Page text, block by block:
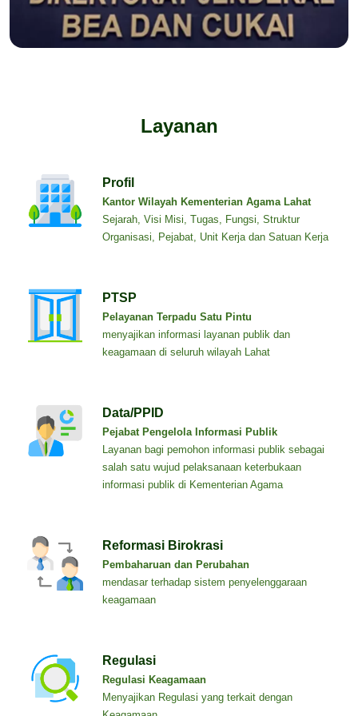
Layanan
Profil
Kantor Wilayah Kementerian Agama Lahat
Sejarah, Visi Misi, Tugas, Fungsi, Struktur
Organisasi, Pejabat, Unit Kerja dan Satuan Kerja
PTSP
Pelayanan Terpadu Satu Pintu
menyajikan informasi layanan publik dan
keagamaan di seluruh wilayah Lahat
Data/PPID
Pejabat Pengelola Informasi Publik
Layanan bagi pemohon informasi publik sebagai
salah satu wujud pelaksanaan keterbukaan
informasi publik di Kementerian Agama
Reformasi Birokrasi
Pembaharuan dan Perubahan
mendasar terhadap sistem penyelenggaraan
keagamaan
Regulasi
Regulasi Keagamaan
Menyajikan Regulasi yang terkait dengan